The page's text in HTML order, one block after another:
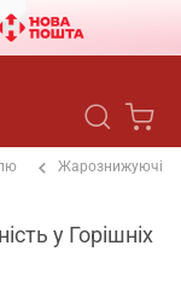
Жарознижуючі
у Горішніх